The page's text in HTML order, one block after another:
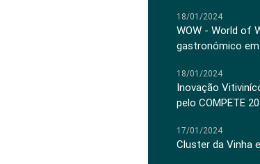
18/01/2024
WOW - World of
gastronómico em
18/01/2024
Inovação
pelo COMPETE
17/01/2024
Cluster da Vinha